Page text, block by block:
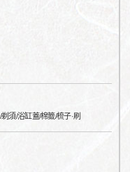
須/浴缸蓋/棉籤/梳子·刷